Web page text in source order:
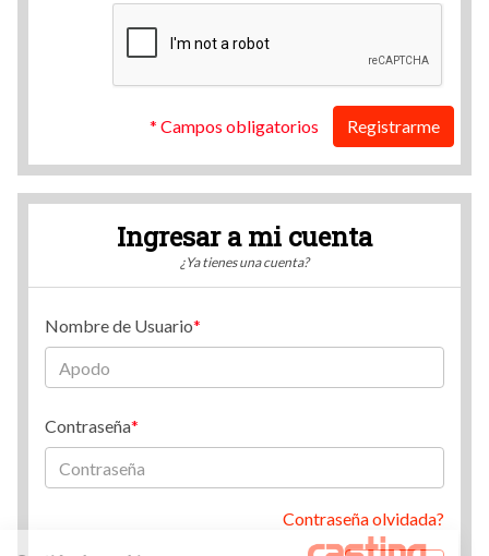
* Campos obligatorios Registrarme
Ingresar a mi cuenta
¿Ya tienes una cuenta?
Nombre de Usuario
Contraseña
Contraseña olvidada?